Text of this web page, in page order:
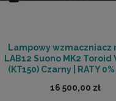
Lampowy wzmaczniacz
LAB12 Suono MK2 Toroid
(KT150) Czarny | RATY 0%
16 500,00 zł